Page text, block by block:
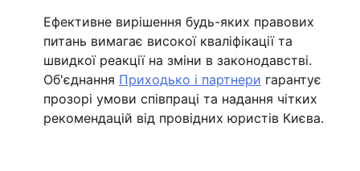
Ефективне вирішення будь-яких правових
питань вимагає високої кваліфікації та
швидкої реакції на зміни в законодавстві.
Об'єднання Приходько і партнери гарантує
прозорі умови співпраці та надання чітких
рекомендацій від провідних юристів Києва.